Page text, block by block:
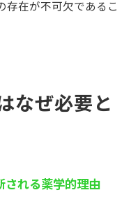
存在が不可欠であるこ
なぜ必要と
される薬学的理由